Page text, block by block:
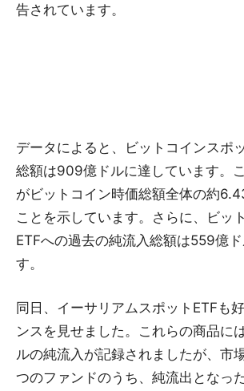
告されています。
データによると、ビットコインスポ
総額は909億ドルに達しています。
がビットコイン時価総額全体の約
ことを示しています。さらに、ビッ
ETFへの過去の純流入総額は559億
す。
同日、イーサリアムスポットETFも
ンスを見せました。これらの商品に
ルの純流入が記録されましたが、市
つのファンドのうち、純流出となっ